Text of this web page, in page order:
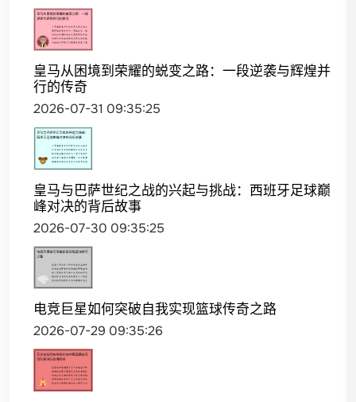
皇马从困境到荣耀的蜕变之路：一段逆袭与辉煌并
行的传奇
2026-07-31 09:35:25
皇马与巴萨世纪之战的兴起与挑战：西班牙足球巅
峰对决的背后故事
2026-07-30 09:35:25
电竞巨星如何突破自我实现篮球传奇之路
2026-07-29 09:35:26